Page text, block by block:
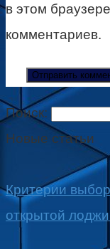
в этом
комментариев.
Поиск:
Новые статьи
Критерии
открытой